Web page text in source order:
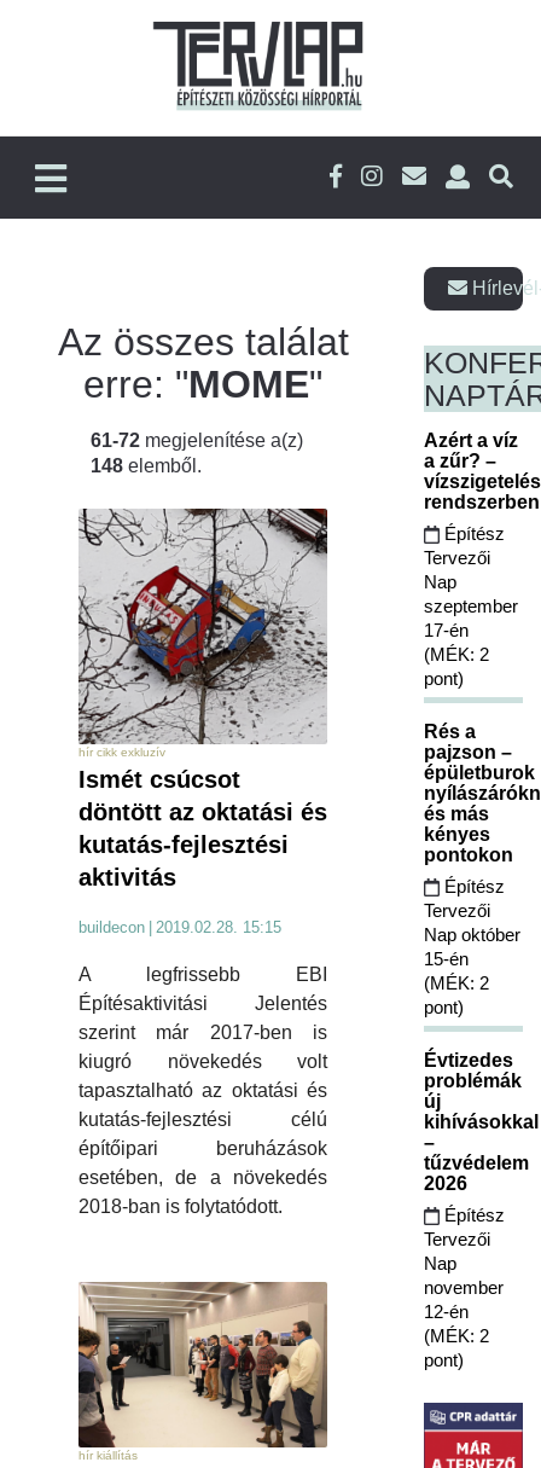
Az összes találat
erre: "MOME"
61-72 megjelenítése a(z)
148 elemből.
hír cikk exkluzív
Ismét csúcsot
döntött az oktatási és
kutatás-fejlesztési
aktivitás
buildecon 2019.02.28. 15:15
A legfrissebb EBI
Építésaktivitási Jelentés
szerint már 2017-ben is
kiugró növekedés volt
tapasztalható az oktatási és
kutatás-fejlesztési célú
építőipari beruházások
esetében, de a növekedés
2018-ban is folytatódott.
hír kiállítás
Azért a víz
a zűr? –
Építész
Tervezői
Nap
szeptember
17-én
(MÉK: 2
pont)
Rés a
pajzson –
épületburok
és más
kényes
pontokon
Építész
Tervezői
Nap október
15-én
(MÉK: 2
pont)
Évtizedes
problémák
új
kihívásokkal
–
tűzvédelem
2026
Építész
Tervezői
Nap
november
12-én
(MÉK: 2
pont)